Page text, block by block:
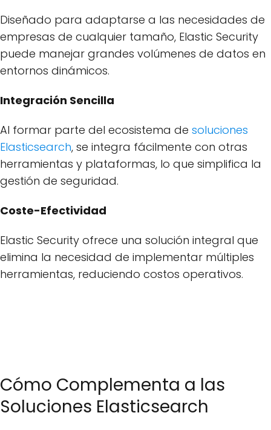
Diseñado para adaptarse a las necesidades de
empresas de cualquier tamaño, Elastic Security
puede manejar grandes volúmenes de datos en
entornos dinámicos.
Integración Sencilla
Al formar parte del ecosistema de soluciones
Elasticsearch, se integra fácilmente con otras
herramientas y plataformas, lo que simplifica la
gestión de seguridad.
Coste-Efectividad
Elastic Security ofrece una solución integral que
elimina la necesidad de implementar múltiples
herramientas, reduciendo costos operativos.
Cómo Complementa a las
Soluciones Elasticsearch